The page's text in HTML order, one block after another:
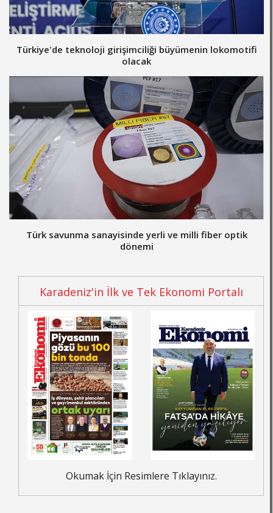
Türkiye'de teknoloji girişimciliği büyümenin lokomotifi
olacak
Türk savunma sanayisinde yerli ve milli fiber optik
dönemi
Karadeniz'in İlk ve Tek Ekonomi Portalı
Okumak İçin Resimlere Tıklayınız.